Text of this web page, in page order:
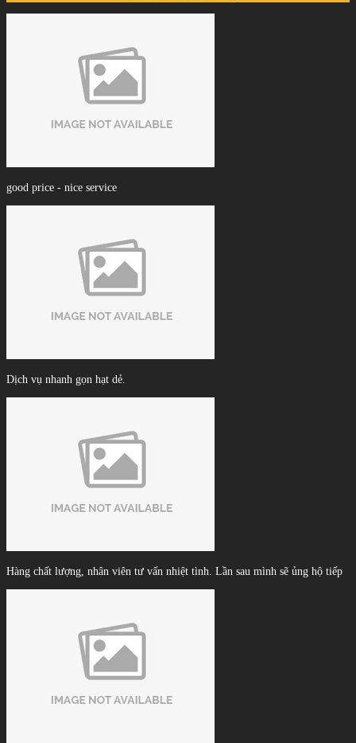
good price - nice service
Dịch vụ nhanh gọn hạt dẻ.
Hàng chất lượng, nhân viên tư vấn nhiệt tình. Lần sau mình sẽ ủng hộ tiếp